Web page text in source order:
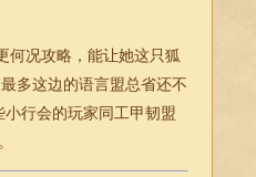
何况攻略，能让她这只狐
多这边的语言盟总省还不
行会的玩家同工甲韧盟